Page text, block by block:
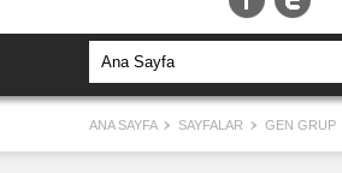
ANA SAYFA SAYFALAR GEN GRUP